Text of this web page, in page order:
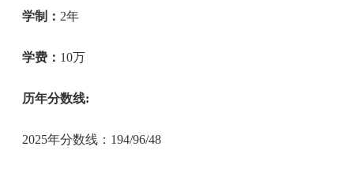
学制： 2年
学费： 10万
历年分数线:
2025年分数线：194/96/48